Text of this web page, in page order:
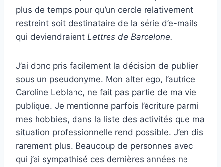
plus de temps pour qu’un cercle relativement
restreint soit destinataire de la série d’e-mails
qui deviendraient Lettres de Barcelone.
J’ai donc pris facilement la décision de publier
sous un pseudonyme. Mon alter ego, l’autrice
Caroline Leblanc, ne fait pas partie de ma vie
publique. Je mentionne parfois l’écriture parmi
mes hobbies, dans la liste des activités que ma
situation professionnelle rend possible. J’en dis
rarement plus. Beaucoup de personnes avec
qui j’ai sympathisé ces dernières années ne